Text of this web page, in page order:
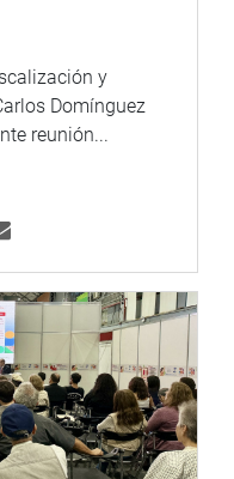
y
Domínguez
reunión...